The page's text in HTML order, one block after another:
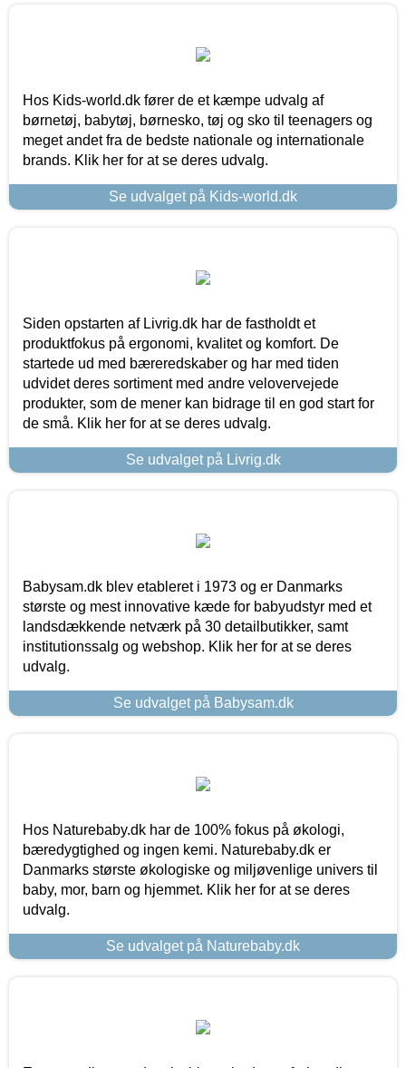
Hos Kids-world.dk fører de et kæmpe udvalg af
børnetøj, babytøj, børnesko, tøj og sko til teenagers og
meget andet fra de bedste nationale og internationale
brands. Klik her for at se deres udvalg.
Se udvalget på Kids-world.dk
Siden opstarten af Livrig.dk har de fastholdt et
produktfokus på ergonomi, kvalitet og komfort. De
startede ud med bæreredskaber og har med tiden
udvidet deres sortiment med andre velovervejede
produkter, som de mener kan bidrage til en god start for
de små. Klik her for at se deres udvalg.
Se udvalget på Livrig.dk
Babysam.dk blev etableret i 1973 og er Danmarks
største og mest innovative kæde for babyudstyr med et
landsdækkende netværk på 30 detailbutikker, samt
institutionssalg og webshop. Klik her for at se deres
udvalg.
Se udvalget på Babysam.dk
Hos Naturebaby.dk har de 100% fokus på økologi,
bæredygtighed og ingen kemi. Naturebaby.dk er
Danmarks største økologiske og miljøvenlige univers til
baby, mor, barn og hjemmet. Klik her for at se deres
udvalg.
Se udvalget på Naturebaby.dk